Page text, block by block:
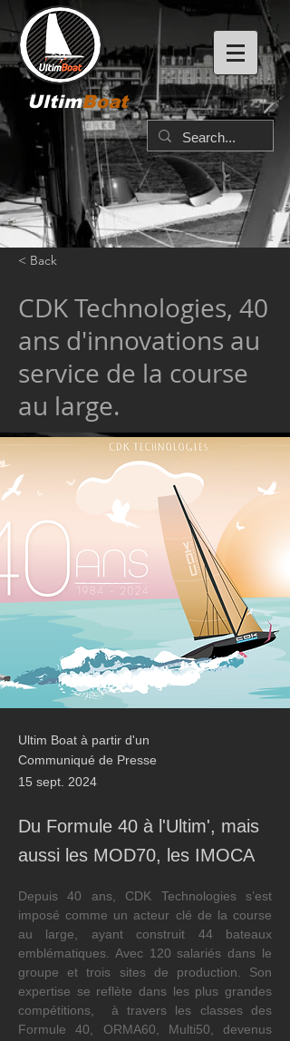
UltimBoat
< Back
CDK Technologies, 40
ans d'innovations au
service de la course
au large.
Ultim Boat à partir d'un
Communiqué de Presse
15 sept. 2024
Du Formule 40 à l'Ultim', mais
aussi les MOD70, les IMOCA
Depuis 40 ans, CDK Technologies s’est
imposé comme un acteur clé de la course
au large, ayant construit 44 bateaux
emblématiques. Avec 120 salariés dans le
groupe et trois sites de production. Son
expertise se reflète dans les plus grandes
compétitions,  à travers les classes des
Formule 40, ORMA60, Multi50, devenus